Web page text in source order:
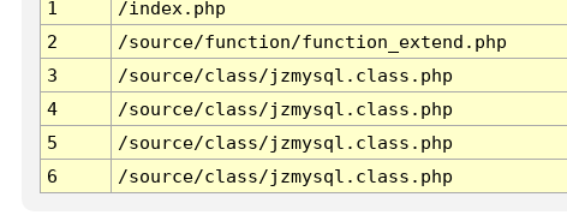
1
/index.php
2
/source/function/function_extend.php
3
/source/class/jzmysql.class.php
4
/source/class/jzmysql.class.php
5
/source/class/jzmysql.class.php
6
/source/class/jzmysql.class.php